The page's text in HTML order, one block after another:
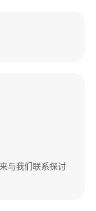
与我们联系探讨